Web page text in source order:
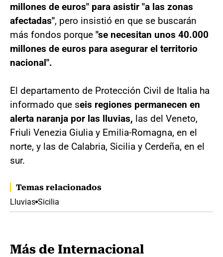
millones de euros" para asistir "a las zonas
afectadas", pero insistió en que se buscarán
más fondos porque "se necesitan unos 40.000
millones de euros para asegurar el territorio
nacional".
El departamento de Protección Civil de Italia ha
informado que seis regiones permanecen en
alerta naranja por las lluvias, las del Veneto,
Friuli Venezia Giulia y Emilia-Romagna, en el
norte, y las de Calabria, Sicilia y Cerdeña, en el
sur.
Temas relacionados
Lluvias Sicilia
Más de Internacional